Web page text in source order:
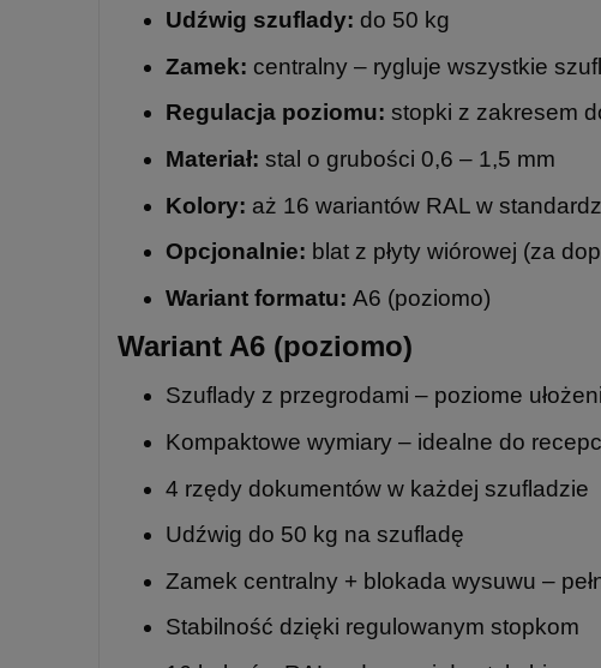
Udźwig szuflady: do 50 kg
Zamek: centralny – rygluje wszystkie
Regulacja poziomu: stopki z zakresem
Materiał: stal o grubości 0,6 – 1,5 mm
Kolory: aż 16 wariantów RAL w
Opcjonalnie: blat z płyty wiórowej (za
Wariant formatu: A6 (poziomo)
Wariant A6 (poziomo)
Szuflady z przegrodami – poziome
Kompaktowe wymiary – idealne do
4 rzędy dokumentów w każdej szufladzie
Udźwig do 50 kg na szufladę
Zamek centralny + blokada wysuwu –
Stabilność dzięki regulowanym stopkom